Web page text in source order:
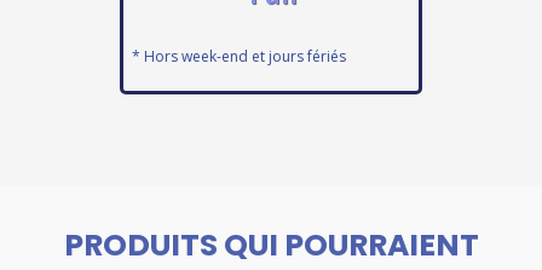
* Hors week-end et jours fériés
PRODUITS QUI POURRAIENT